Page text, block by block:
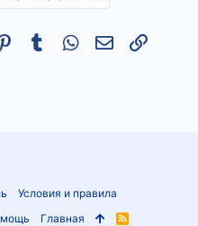
Pinterest
Tumblr WhatsAppСсылка
Условия и правила
Главная
R